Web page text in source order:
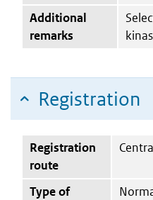
Additional
remarks
Registration
Registration
route
Type of